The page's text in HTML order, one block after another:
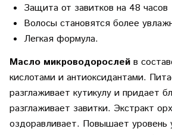
Защита от завитков на 48 часов
Волосы становятся более
Легкая формула.
Масло микроводорослей в
кислотами и антиоксидантами.
разглаживает кутикулу и придает
разглаживает завитки. Экстракт
оздоравливает. Повышает уровень